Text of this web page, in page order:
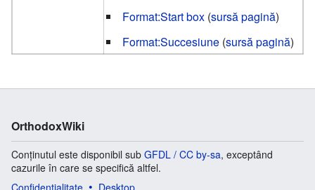
Format:Start box (sursă pagină)
Format:Succesiune (sursă pagină)
OrthodoxWiki
Conținutul este disponibil sub GFDL / CC by-sa, exceptând
cazurile în care se specifică altfel.
Confidențialitate
Desktop